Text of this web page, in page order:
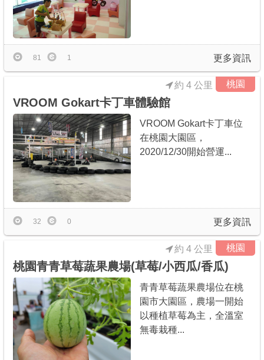
更多資訊
81 1
桃園
VROOM Gokart卡丁車體驗館
約 4 公里
VROOM Gokart卡丁車位
在桃園大園區，
2020/12/30開始營運...
更多資訊
32 0
桃園
桃園青青草莓蔬果農場(草莓/小西瓜/香瓜)
約 4 公里
青青草莓蔬果農場位在桃
園市大園區，農場一開始
以種植草莓為主，全溫室
無毒栽種...